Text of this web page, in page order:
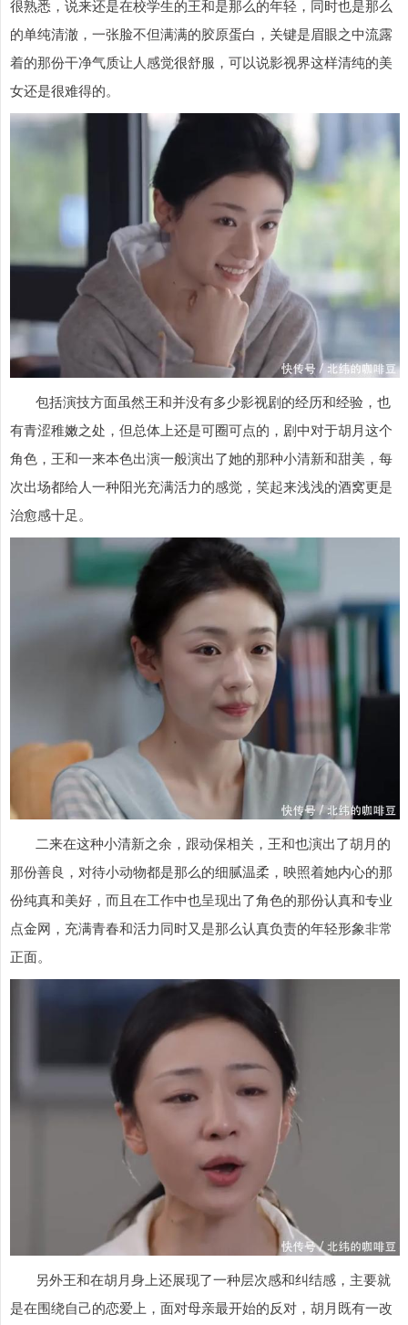
很熟悉，说来还是在校学生的王和是那么的年轻，同时也是那么
的单纯清澈，一张脸不但满满的胶原蛋白，关键是眉眼之中流露
着的那份干净气质让人感觉很舒服，可以说影视界这样清纯的美
女还是很难得的。
包括演技方面虽然王和并没有多少影视剧的经历和经验，也
有青涩稚嫩之处，但总体上还是可圈可点的，剧中对于胡月这个
角色，王和一来本色出演一般演出了她的那种小清新和甜美，每
次出场都给人一种阳光充满活力的感觉，笑起来浅浅的酒窝更是
治愈感十足。
二来在这种小清新之余，跟动保相关，王和也演出了胡月的
那份善良，对待小动物都是那么的细腻温柔，映照着她内心的那
份纯真和美好，而且在工作中也呈现出了角色的那份认真和专业
点金网，充满青春和活力同时又是那么认真负责的年轻形象非常
正面。
另外王和在胡月身上还展现了一种层次感和纠结感，主要就
是在围绕自己的恋爱上，面对母亲最开始的反对，胡月既有一改